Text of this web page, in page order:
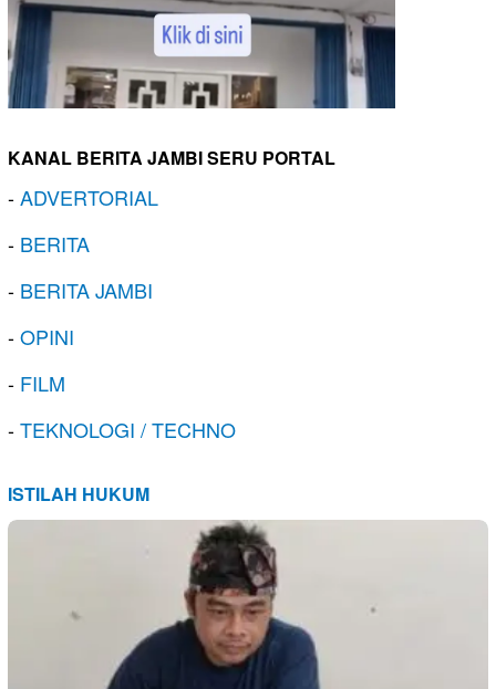
KANAL BERITA JAMBI SERU PORTAL
-ADVERTORIAL
- BERITA
- BERITA JAMBI
-OPINI
- FILM
-TEKNOLOGI / TECHNO
ISTILAH HUKUM